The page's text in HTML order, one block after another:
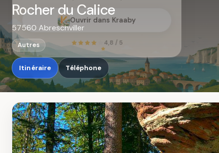
Ouvrir dans Kraaby
4,8 / 5
Rocher du Calice
57560 Abreschviller
Autres
Itinéraire Téléphone